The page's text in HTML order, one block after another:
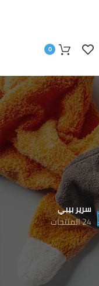
0
سرير بيبي
24 المنتجات